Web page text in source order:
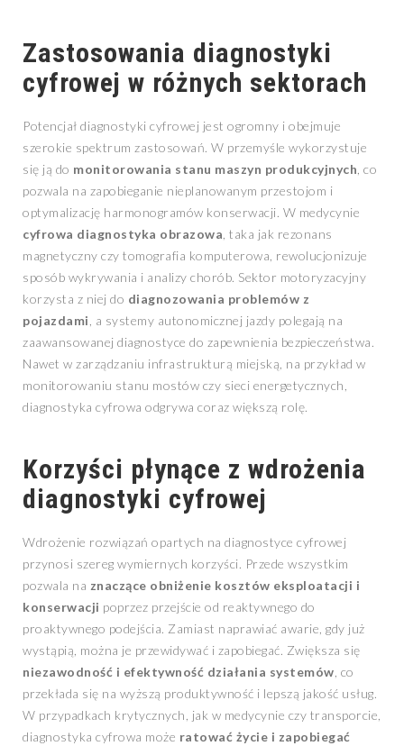
Zastosowania diagnostyki
cyfrowej w różnych sektorach
Potencjał diagnostyki cyfrowej jest ogromny i obejmuje
szerokie spektrum zastosowań. W przemyśle wykorzystuje
się ją do monitorowania stanu maszyn produkcyjnych , co
pozwala na zapobieganie nieplanowanym przestojom i
optymalizację harmonogramów konserwacji. W medycynie
cyfrowa diagnostyka obrazowa , taka jak rezonans
magnetyczny czy tomografia komputerowa, rewolucjonizuje
sposób wykrywania i analizy chorób. Sektor motoryzacyjny
korzysta z niej do diagnozowania problemów z
pojazdami , a systemy autonomicznej jazdy polegają na
zaawansowanej diagnostyce do zapewnienia bezpieczeństwa.
Nawet w zarządzaniu infrastrukturą miejską, na przykład w
monitorowaniu stanu mostów czy sieci energetycznych,
diagnostyka cyfrowa odgrywa coraz większą rolę.
Korzyści płynące z wdrożenia
diagnostyki cyfrowej
Wdrożenie rozwiązań opartych na diagnostyce cyfrowej
przynosi szereg wymiernych korzyści. Przede wszystkim
pozwala na znaczące obniżenie kosztów eksploatacji i
konserwacji poprzez przejście od reaktywnego do
proaktywnego podejścia. Zamiast naprawiać awarie, gdy już
wystąpią, można je przewidywać i zapobiegać. Zwiększa się
niezawodność i efektywność działania systemów , co
przekłada się na wyższą produktywność i lepszą jakość usług.
W przypadkach krytycznych, jak w medycynie czy transporcie,
diagnostyka cyfrowa może ratować życie i zapobiegać